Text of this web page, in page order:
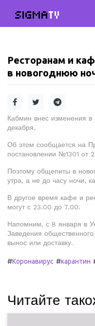
SIGMATV
Ресторанам и
в новогоднюю
Кабмин внес изменения
декабря.
Об этом сообщается на
постановлении №1301 от
Поэтому общепиты в
утра, а не до часу ночи,
В другое время кафе и
могут с 23.00 до 7.00.
Напомним, с 8 января в
Заведения общественного
вынос или доставку.
#Коронавирус #карантин
Читайте